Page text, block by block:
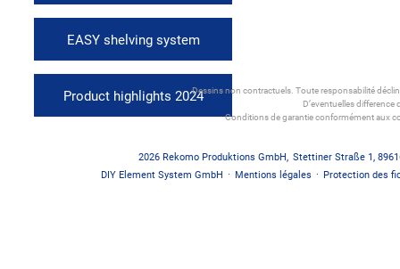
EASY shelving system
Product highlights 2024Dessins non contractuels. Toute responsabilité
D’eventuelles difference
Conditions de garantie conformément aux
2026 Rekomo Produktions GmbH, Stettiner Straße 1,
DIY Element System GmbH · Mentions légales · Protection des